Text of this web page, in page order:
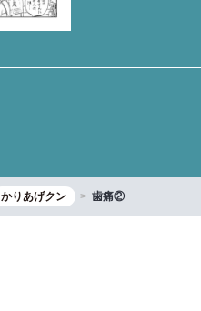
かりあげクン 歯痛②